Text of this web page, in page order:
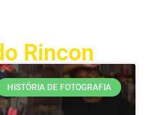
Rincon
HISTÓRIA DE FOTOGRAFIA